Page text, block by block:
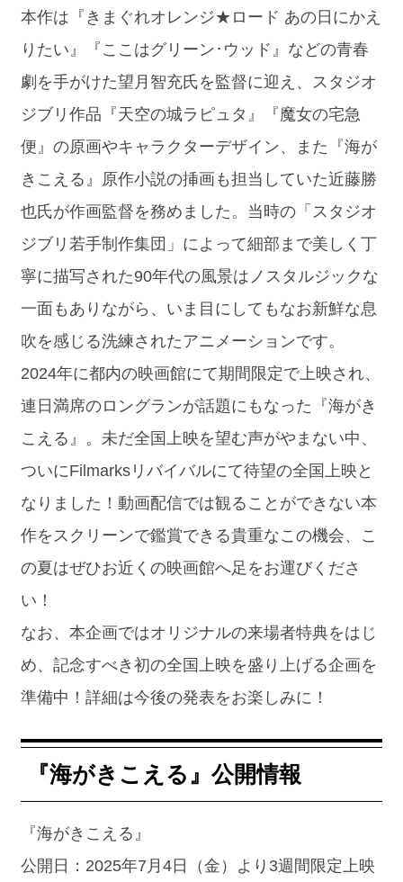
本作は『きまぐれオレンジ★ロード あの日にかえ
りたい』『ここはグリーン･ウッド』などの青春
劇を手がけた望月智充氏を監督に迎え、スタジオ
ジブリ作品『天空の城ラピュタ』『魔女の宅急
便』の原画やキャラクターデザイン、また『海が
きこえる』原作小説の挿画も担当していた近藤勝
也氏が作画監督を務めました。当時の「スタジオ
ジブリ若手制作集団」によって細部まで美しく丁
寧に描写された90年代の風景はノスタルジックな
一面もありながら、いま目にしてもなお新鮮な息
吹を感じる洗練されたアニメーションです。
2024年に都内の映画館にて期間限定で上映され、
連日満席のロングランが話題にもなった『海がき
こえる』。未だ全国上映を望む声がやまない中、
ついにFilmarksリバイバルにて待望の全国上映と
なりました！動画配信では観ることができない本
作をスクリーンで鑑賞できる貴重なこの機会、こ
の夏はぜひお近くの映画館へ足をお運びくださ
い！
なお、本企画ではオリジナルの来場者特典をはじ
め、記念すべき初の全国上映を盛り上げる企画を
準備中！詳細は今後の発表をお楽しみに！
『海がきこえる』公開情報
『海がきこえる』
公開日：2025年7月4日（金）より3週間限定上映